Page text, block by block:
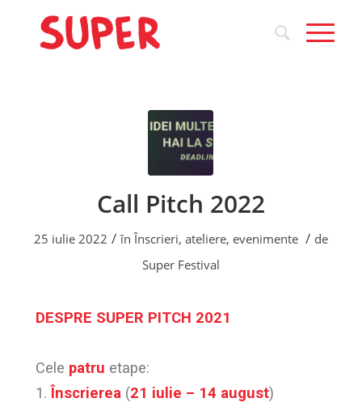
Call Pitch 2022
25 iulie 2022 / înÎnscrieri, ateliere, evenimente / de
Super Festival
DESPRE SUPER PITCH 2021
Cele patru etape:
1.Înscrierea (21 iulie – 14 august)